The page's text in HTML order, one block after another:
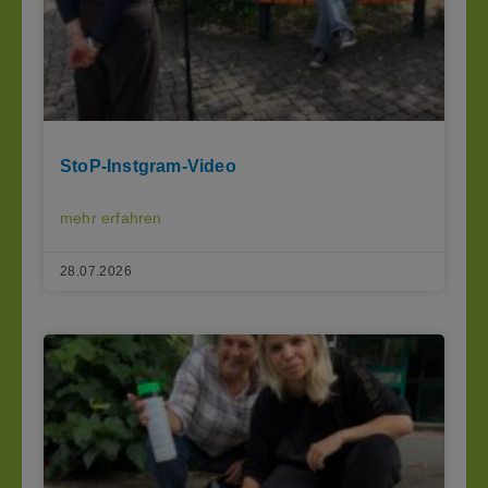
StoP-Instgram-Video
mehr erfahren
28.07.2026